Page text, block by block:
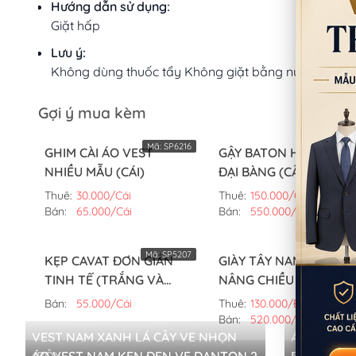
Hướng dẫn sử dụng:
Giặt hấp
Lưu ý:
Không dùng thuốc tẩy Không giặt bằng nước sôi
Gợi ý mua kèm
GHIM CÀI ÁO VEST
NHIỀU MẪU (CÁI)
Thuê: 30.000/Cái
Bán:
65.000/Cái
Mã: SP6216
GẬY BATON HÌNH ĐẦU
ĐẠI BÀNG (CÂY)
Thuê: 150.000/Cây
Bán:
550.000/Cây
Mã:
KẸP CAVAT ĐƠN GIẢN
TINH TẾ (TRẮNG VÀ
VÀNG) (CÁI)
Bán: 55.000/Cái
Mã:SP5207
GIÀY TÂY NAM ĐEN
NÂNG CHIỀU CAO 7CM
(ĐÔI,42)
Thuê: 130.000/Đôi
Bán:
520.000/Đôi
Mã:
VEST NAM XANH LÁ CÂY VE NHỌN
ÁO VEST